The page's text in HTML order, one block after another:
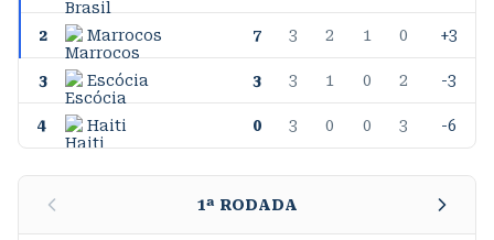
2 Marrocos 7 3 2 1 0 +3
3 Escócia 3 3 1 0 2 -3
4 Haiti 0 3 0 0 3 -6
1ª RODADA